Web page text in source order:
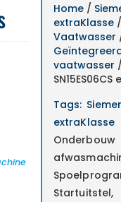
Home/
extraKlasse/
Vaatwasser
vaatwasser
Tags:
extraKlasse
Onderbouw
Startuitstel,